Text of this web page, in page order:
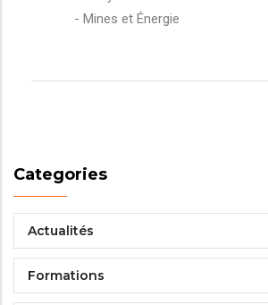
- Mines et Énergie
Categories
Actualités
Formations